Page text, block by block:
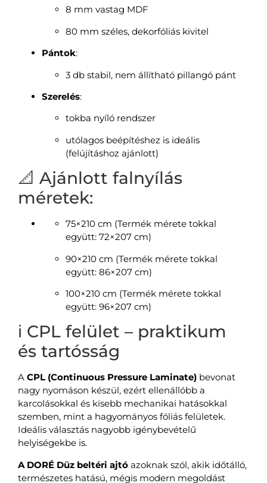
8 mm vastag MDF
80 mm széles, dekorfóliás kivitel
Pántok:
3 db stabil, nem állítható pillangó pánt
Szerelés:
tokba nyíló rendszer
utólagos beépítéshez is ideális
(felújításhoz ajánlott)
📐 Ajánlott falnyílás
méretek:
75×210 cm (Termék mérete tokkal
együtt: 72×207 cm)
90×210 cm (Termék mérete tokkal
együtt: 86×207 cm)
100×210 cm (Termék mérete tokkal
együtt: 96×207 cm)
ℹ️ CPL felület – praktikum
és tartósság
A CPL (Continuous Pressure Laminate) bevonat
nagy nyomáson készül, ezért ellenállóbb a
karcolásokkal és kisebb mechanikai hatásokkal
szemben, mint a hagyományos fóliás felületek.
Ideális választás nagyobb igénybevételű
helyiségekbe is.
A DORÉ Düz beltéri ajtó azoknak szól, akik időtálló,
természetes hatású, mégis modern megoldást